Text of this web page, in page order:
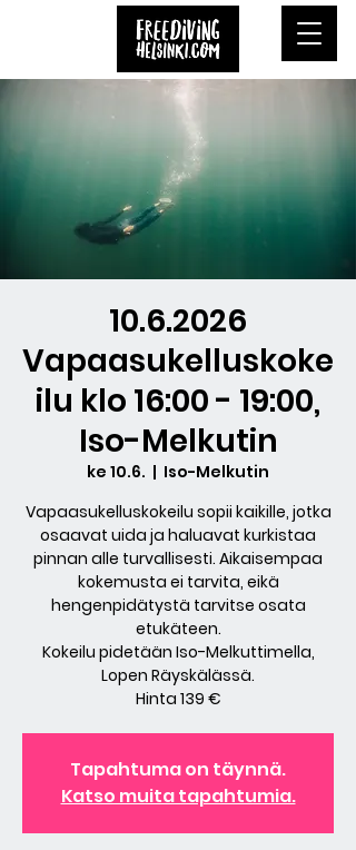
10.6.2026
Vapaasukelluskoke
ilu klo 16:00 - 19:00,
Iso-Melkutin
ke 10.6.
  |
Iso-Melkutin
Vapaasukelluskokeilu sopii kaikille, jotka
osaavat uida ja haluavat kurkistaa
pinnan alle turvallisesti. Aikaisempaa
kokemusta ei tarvita, eikä
hengenpidätystä tarvitse osata
etukäteen.
Kokeilu pidetään Iso-Melkuttimella,
Lopen Räyskälässä.
Hinta 139 €
Tapahtuma on täynnä.
Katso muita tapahtumia.